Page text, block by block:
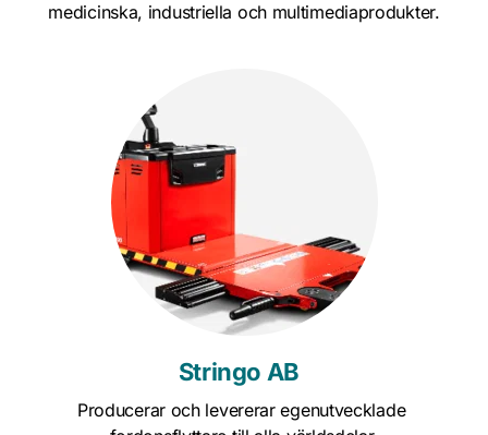
medicinska, industriella och multimediaprodukter.
Stringo AB
Producerar och levererar egenutvecklade